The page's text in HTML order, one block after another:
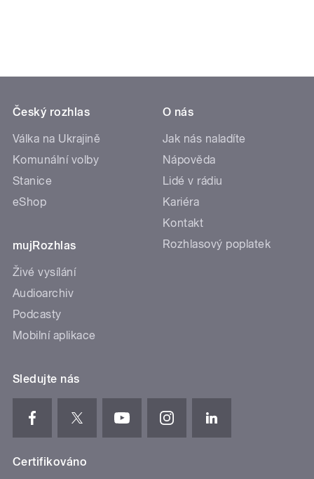
Český rozhlas
Válka na Ukrajině
Komunální volby
Stanice
eShop
mujRozhlas
Živé vysílání
Audioarchiv
Podcasty
Mobilní aplikace
O nás
Jak nás naladíte
Nápověda
Lidé v rádiu
Kariéra
Kontakt
Rozhlasový poplatek
Sledujte nás
Certifikováno